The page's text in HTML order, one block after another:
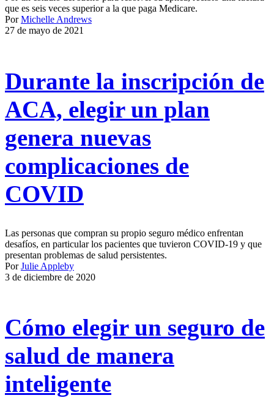
que es seis veces superior a la que paga Medicare.
PorMichelle Andrews
27 de mayo de 2021
Durante la inscripción de
ACA, elegir un plan
genera nuevas
complicaciones de
COVID
Las personas que compran su propio seguro médico enfrentan
desafíos, en particular los pacientes que tuvieron COVID-19 y que
presentan problemas de salud persistentes.
PorJulie Appleby
3 de diciembre de 2020
Cómo elegir un seguro de
salud de manera
inteligente